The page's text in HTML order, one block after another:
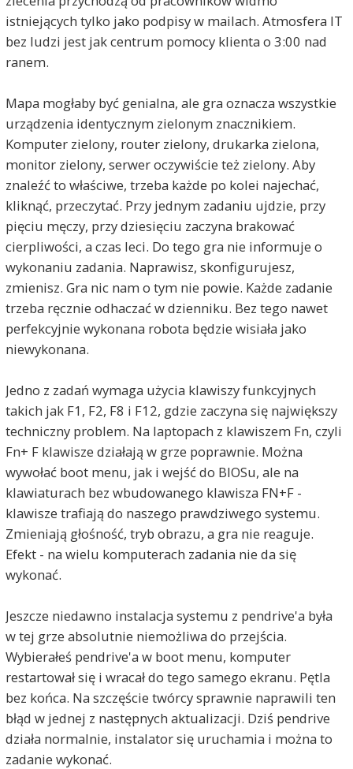
istniejących tylko jako podpisy w mailach. Atmosfera IT
bez ludzi jest jak centrum pomocy klienta o 3:00 nad
ranem.
Mapa mogłaby być genialna, ale gra oznacza wszystkie
urządzenia identycznym zielonym znacznikiem.
Komputer zielony, router zielony, drukarka zielona,
monitor zielony, serwer oczywiście też zielony. Aby
znaleźć to właściwe, trzeba każde po kolei najechać,
kliknąć, przeczytać. Przy jednym zadaniu ujdzie, przy
pięciu męczy, przy dziesięciu zaczyna brakować
cierpliwości, a czas leci. Do tego gra nie informuje o
wykonaniu zadania. Naprawisz, skonfigurujesz,
zmienisz. Gra nic nam o tym nie powie. Każde zadanie
trzeba ręcznie odhaczać w dzienniku. Bez tego nawet
perfekcyjnie wykonana robota będzie wisiała jako
niewykonana.
Jedno z zadań wymaga użycia klawiszy funkcyjnych
takich jak F1, F2, F8 i F12, gdzie zaczyna się największy
techniczny problem. Na laptopach z klawiszem Fn, czyli
Fn+ F klawisze działają w grze poprawnie. Można
wywołać boot menu, jak i wejść do BIOSu, ale na
klawiaturach bez wbudowanego klawisza FN+F -
klawisze trafiają do naszego prawdziwego systemu.
Zmieniają głośność, tryb obrazu, a gra nie reaguje.
Efekt - na wielu komputerach zadania nie da się
wykonać.
Jeszcze niedawno instalacja systemu z pendrive'a była
w tej grze absolutnie niemożliwa do przejścia.
Wybierałeś pendrive'a w boot menu, komputer
restartował się i wracał do tego samego ekranu. Pętla
bez końca. Na szczęście twórcy sprawnie naprawili ten
błąd w jednej z następnych aktualizacji. Dziś pendrive
działa normalnie, instalator się uruchamia i można to
zadanie wykonać.